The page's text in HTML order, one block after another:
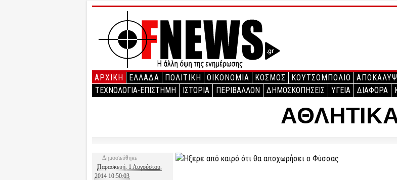
ΑΡΧΙΚΉ ΕΛΛΑΔΑ ΠΟΛΙΤΙΚΗ ΟΙΚΟΝΟΜΙΑ ΚΟΣΜΟΣ ΚΟΥΤΣΟΜΠΟΛΙΟ
ΤΕΧΝΟΛΟΓΙΑ-ΕΠΙΣΤΗΜΗ
ΙΣΤΟΡΙΑ ΠΕΡΙΒΑΛΛΟΝ ΔΗΜΟΣΚΟΠΗΣΕΙΣ ΥΓΕΙΑ ΔΙΑΦΟΡΑ
Δημοσιεύθηκε
Παρασκευή, 1 Αυγούστου,
2014 10:50:03